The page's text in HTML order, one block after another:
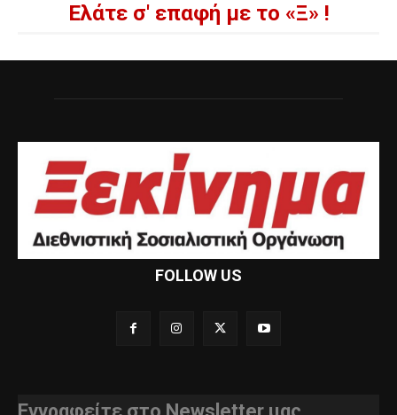
Ελάτε σ' επαφή με το «Ξ» !
FOLLOW US